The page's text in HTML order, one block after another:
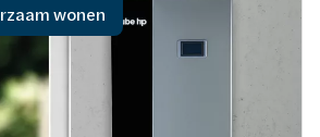
wonen